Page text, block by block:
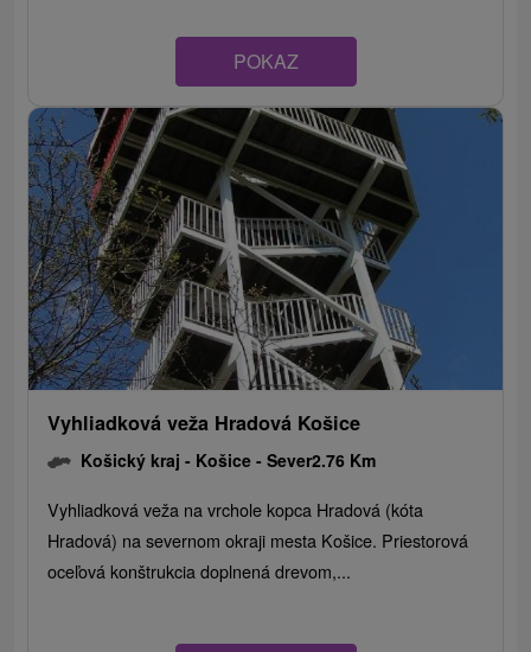
POKAZ
Vyhliadková veža Hradová Košice
Košický kraj - Košice - Sever2.76 Km
Vyhliadková veža na vrchole kopca Hradová (kóta
Hradová) na severnom okraji mesta Košice. Priestorová
oceľová konštrukcia doplnená drevom,...